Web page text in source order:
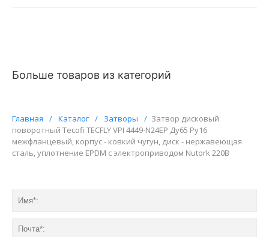
Больше товаров из категорий
Главная / Каталог / Затворы / Затвор дисковый
поворотный Tecofi TECFLY VPI 4449-N24EP Ду65 Ру16
межфланцевый, корпус - ковкий чугун, диск - нержавеющая
сталь, уплотнение EPDM с электроприводом Nutork 220В